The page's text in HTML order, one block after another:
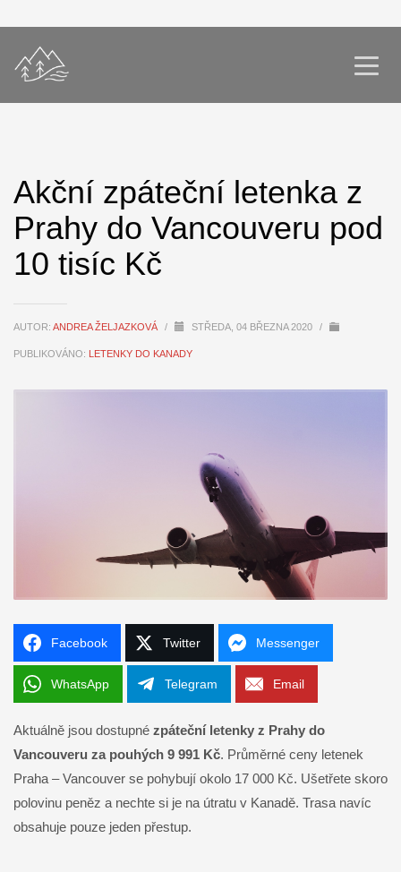
Akční zpáteční letenka z
Prahy do Vancouveru pod
10 tisíc Kč
AUTOR: ANDREA ŽELJAZKOVÁ / STŘEDA, 04 BŘEZNA 2020 /
PUBLIKOVÁNO: LETENKY DO KANADY
Facebook Twitter Messenger
WhatsApp Telegram Email
Aktuálně jsou dostupné zpáteční letenky z Prahy do
Vancouveru za pouhých 9 991 Kč. Průměrné ceny letenek
Praha – Vancouver se pohybují okolo 17 000 Kč. Ušetřete skoro
polovinu peněz a nechte si je na útratu v Kanadě. Trasa navíc
obsahuje pouze jeden přestup.